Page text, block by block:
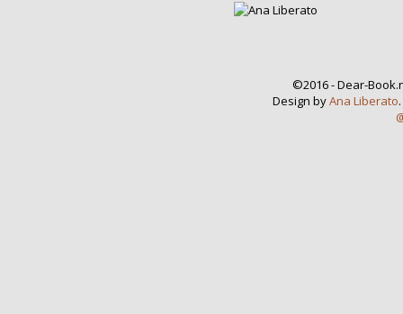
©2016 - Dear-
Design byAna Liberato